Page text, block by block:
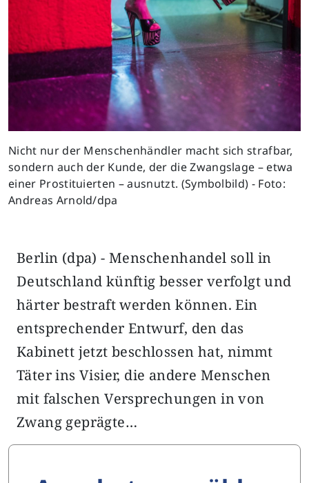
Nicht nur der Menschenhändler macht sich strafbar,
sondern auch der Kunde, der die Zwangslage – etwa
einer Prostituierten – ausnutzt. (Symbolbild) - Foto:
Andreas Arnold/dpa
Berlin (dpa) - Menschenhandel soll in
Deutschland künftig besser verfolgt und
härter bestraft werden können. Ein
entsprechender Entwurf, den das
Kabinett jetzt beschlossen hat, nimmt
Täter ins Visier, die andere Menschen
mit falschen Versprechungen in von
Zwang geprägte…